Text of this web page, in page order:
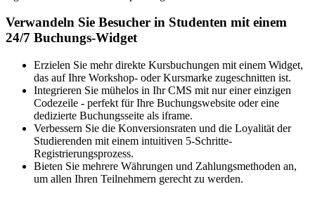
Verwandeln Sie Besucher in Studenten mit einem
24/7 Buchungs-Widget
Erzielen Sie mehr direkte Kursbuchungen mit einem Widget,
das auf Ihre Workshop- oder Kursmarke zugeschnitten ist.
Integrieren Sie mühelos in Ihr CMS mit nur einer einzigen
Codezeile - perfekt für Ihre Buchungswebsite oder eine
dedizierte Buchungsseite als iframe.
Verbessern Sie die Konversionsraten und die Loyalität der
Studierenden mit einem intuitiven 5-Schritte-
Registrierungsprozess.
Bieten Sie mehrere Währungen und Zahlungsmethoden an,
um allen Ihren Teilnehmern gerecht zu werden.